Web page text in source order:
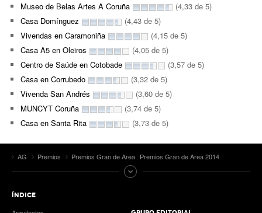
Museo de Belas Artes A Coruña
(4,33 de 5)
Casa Domínguez
(4,43 de 5)
Vivendas en Caramoniña
(4,15 de 5)
Casa A5 en Oleiros
(4,05 de 5)
Centro de Saúde en Cotobade
(3,57 de 5)
Casa en Corrubedo
(3,32 de 5)
Vivenda San Andrés
(3,60 de 5)
MUNCYT Coruña
(3,74 de 5)
Casa en Santa Rita
(3,73 de 5)
AG Premios Premios Gran de Area Premios Gran de Area 2014
ÍNDICE